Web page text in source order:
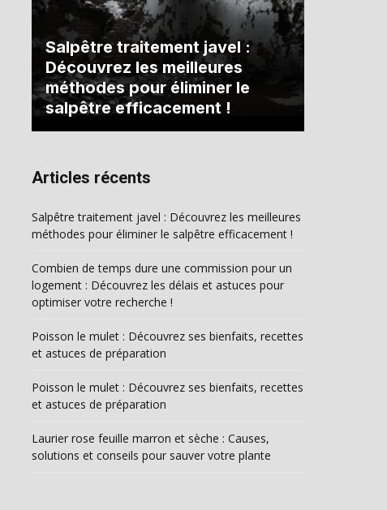
Salpêtre traitement javel :
Découvrez les meilleures
méthodes pour éliminer le
salpêtre efficacement !
Articles récents
Salpêtre traitement javel : Découvrez les meilleures
méthodes pour éliminer le salpêtre efficacement !
Combien de temps dure une commission pour un
logement : Découvrez les délais et astuces pour
optimiser votre recherche !
Poisson le mulet : Découvrez ses bienfaits, recettes
et astuces de préparation
Poisson le mulet : Découvrez ses bienfaits, recettes
et astuces de préparation
Laurier rose feuille marron et sèche : Causes,
solutions et conseils pour sauver votre plante